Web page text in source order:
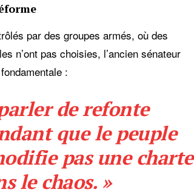
par des groupes armés, où des
n’ont pas choisies, l’ancien sénateur
:
de refonte
que le peuple
pas une charte
le chaos. »